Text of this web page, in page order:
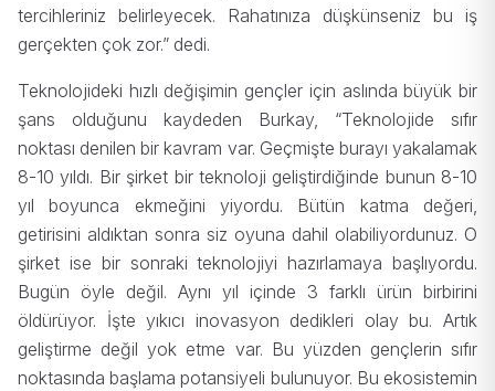
tercihleriniz belirleyecek. Rahatınıza düşkünseniz bu iş
gerçekten çok zor.” dedi.
Teknolojideki hızlı değişimin gençler için aslında büyük bir
şans olduğunu kaydeden Burkay, “Teknolojide sıfır
noktası denilen bir kavram var. Geçmişte burayı yakalamak
8-10 yıldı. Bir şirket bir teknoloji geliştirdiğinde bunun 8-10
yıl boyunca ekmeğini yiyordu. Bütün katma değeri,
getirisini aldıktan sonra siz oyuna dahil olabiliyordunuz. O
şirket ise bir sonraki teknolojiyi hazırlamaya başlıyordu.
Bugün öyle değil. Aynı yıl içinde 3 farklı ürün birbirini
öldürüyor. İşte yıkıcı inovasyon dedikleri olay bu. Artık
geliştirme değil yok etme var. Bu yüzden gençlerin sıfır
noktasında başlama potansiyeli bulunuyor. Bu ekosistemin